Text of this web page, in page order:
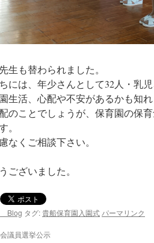
生も替わられました。
には、年少さんとして32人・乳児
生活、心配や不安があるかも知
のことでしょうが、保育園の保
。
なくご相談下さい。
ございました。
Blog タグ:貴船保育園入園式 パーマリンク
議員選挙公示